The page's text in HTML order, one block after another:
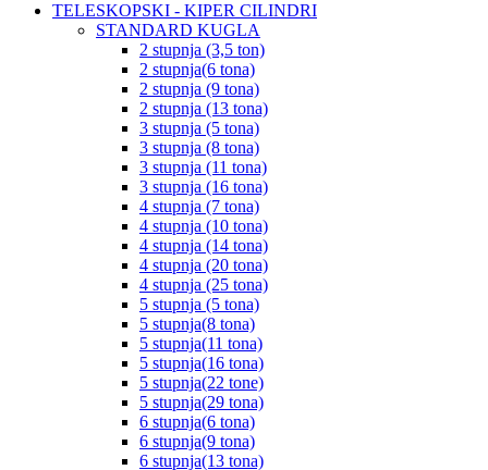
TELESKOPSKI - KIPER CILINDRI
STANDARD KUGLA
2 stupnja (3,5 ton)
2 stupnja(6 tona)
2 stupnja (9 tona)
2 stupnja (13 tona)
3 stupnja (5 tona)
3 stupnja (8 tona)
3 stupnja (11 tona)
3 stupnja (16 tona)
4 stupnja (7 tona)
4 stupnja (10 tona)
4 stupnja (14 tona)
4 stupnja (20 tona)
4 stupnja (25 tona)
5 stupnja (5 tona)
5 stupnja(8 tona)
5 stupnja(11 tona)
5 stupnja(16 tona)
5 stupnja(22 tone)
5 stupnja(29 tona)
6 stupnja(6 tona)
6 stupnja(9 tona)
6 stupnja(13 tona)